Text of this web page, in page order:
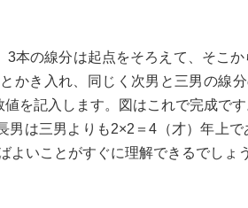
本の線分は起点をそろえて、そこ
き入れ、同じく次男と三男の線
を記入します。図はこれで完成です
は三男よりも2×2＝4（才）年上
いことがすぐに理解できるでしょう